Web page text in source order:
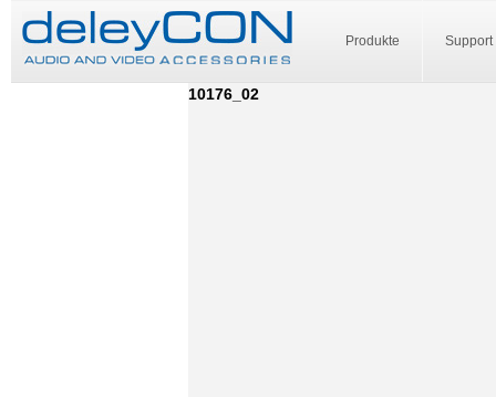
Produkte Support
10176_02